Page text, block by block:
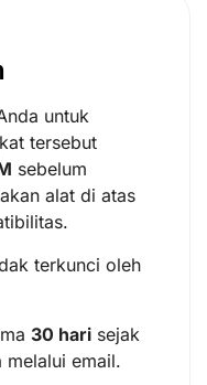
untuk
tersebut
sebelum
alat di atas
terkunci oleh
30 hari sejak
melalui email.